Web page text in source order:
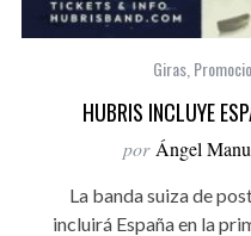
Giras,
HUBRIS INCLUYE
por Ángel
La banda suiza de
incluirá España en la